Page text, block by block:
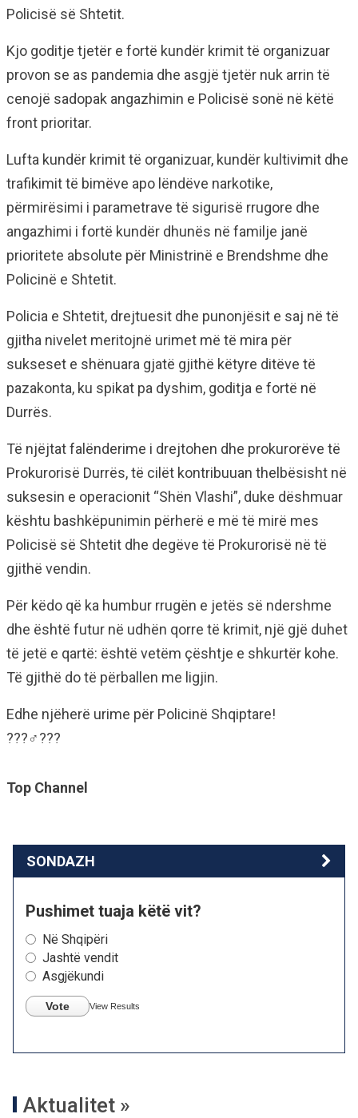
Policisë së Shtetit.
Kjo goditje tjetër e fortë kundër krimit të organizuar
provon se as pandemia dhe asgjë tjetër nuk arrin të
cenojë sadopak angazhimin e Policisë sonë në këtë
front prioritar.
Lufta kundër krimit të organizuar, kundër kultivimit dhe
trafikimit të bimëve apo lëndëve narkotike,
përmirësimi i parametrave të sigurisë rrugore dhe
angazhimi i fortë kundër dhunës në familje janë
prioritete absolute për Ministrinë e Brendshme dhe
Policinë e Shtetit.
Policia e Shtetit, drejtuesit dhe punonjësit e saj në të
gjitha nivelet meritojnë urimet më të mira për
sukseset e shënuara gjatë gjithë këtyre ditëve të
pazakonta, ku spikat pa dyshim, goditja e fortë në
Durrës.
Të njëjtat falënderime i drejtohen dhe prokurorëve të
Prokurorisë Durrës, të cilët kontribuuan thelbësisht në
suksesin e operacionit “Shën Vlashi”, duke dëshmuar
kështu bashkëpunimin përherë e më të mirë mes
Policisë së Shtetit dhe degëve të Prokurorisë në të
gjithë vendin.
Për këdo që ka humbur rrugën e jetës së ndershme
dhe është futur në udhën qorre të krimit, një gjë duhet
të jetë e qartë: është vetëm çështje e shkurtër kohe.
Të gjithë do të përballen me ligjin.
Edhe njëherë urime për Policinë Shqiptare!
???‍♂️???
Top Channel
SONDAZH
Pushimet tuaja këtë vit?
Në Shqipëri
Jashtë vendit
Asgjëkundi
Vote View Results
Aktualitet »